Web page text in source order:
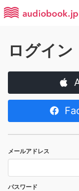
ログイン
メールアドレス
パスワード